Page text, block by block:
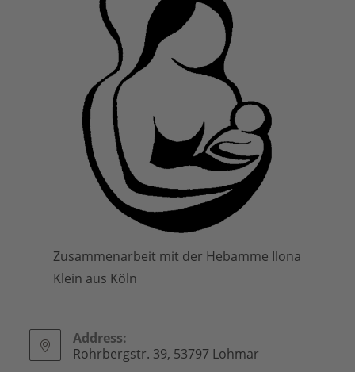
Zusammenarbeit mit der Hebamme Ilona
Klein aus Köln
Address:
Rohrbergstr. 39, 53797 Lohmar